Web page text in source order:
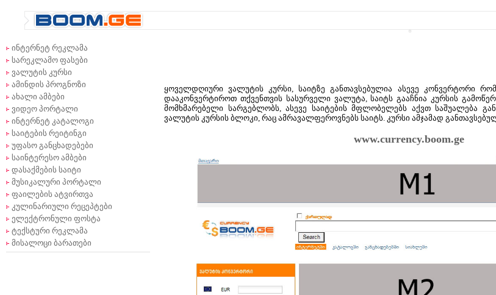
ინტერნეტ რეკლამა
სარეკლამო ფასები
ვალუტის კურსი
ამინდის პროგნოზი
ახალი ამბები
ვიდეო პორტალი
ინტერნეტ კატალოგი
საიტების რეიტინგი
უფასო განცხადებები
საინტერესო ამბები
დასაქმების საიტი
მუსიკალური პორტალი
ფაილების ატვირთვა
კულინარიული რეცეპტები
ელექტრონული ფოსტა
ტექსტური რეკლამა
მისალოცი ბარათები
ყოველდღიური ვალუტის კურსი, საიტზე განთავსებულია ასევე კონვერტორი
დააკონვერტიროთ თქვენთვის სასურველი ვალუტა, საიტს გააჩნია კურსის
მომხმარებელი სარგებლობს, ასევე საიტების მფლობელებს აქვთ საშუალება
ვალუტის კურსის ბლოკი, რაც ამრავალფეროვნებს საიტს. კურსი ამჯამად
www.currency.boom.ge